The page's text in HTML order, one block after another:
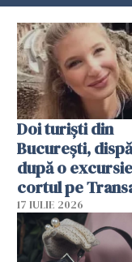
Doi turiști din
București,
după o
cortul pe
Poliția și
17 IULIE 2026